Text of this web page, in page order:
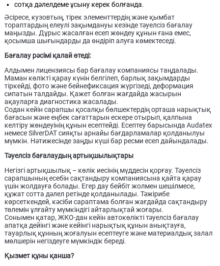
сотқа дәлелдеме ұсыну керек болғанда.
Әсіресе, кузовтың, тірек элементтердің және қымбат
тораптардың елеулі зақымдануы кезінде тәуелсіз бағалау
маңызды. Дұрыс жасалған есеп жөндеу құнын ғана емес,
қосымша шығындарды да өндіріп алуға көмектеседі.
Бағалау рәсімі қалай өтеді:
Алдымен лицензиясы бар бағалау компаниясы таңдалады.
Маман көлікті қарау күнін белгілеп, барлық зақымдарды
тіркейді, фото және бейнефиксация жүргізеді, деформация
сипатын талдайды. Қажет болған жағдайда жасырын
ақауларға диагностика жасалады.
Содан кейін сарапшы қосалқы бөлшектердің орташа нарықтық
бағасын және еңбек сағаттарын ескере отырып, қалпына
келтіру жөндеуінің құнын есептейді. Есептеу барысында Audatex
немесе SilverDAT сияқты арнайы бағдарламалар қолданылуы
мүмкін. Нәтижесінде заңды күші бар ресми есеп дайындалады.
Тәуелсіз бағалаудың артықшылықтары
Негізгі артықшылық – көлік иесінің мүддесін қорғау. Тәуелсіз
сарапшының есебін сақтандыру компаниясына қайта қарау
үшін жолдауға болады. Егер дау бейбіт жолмен шешілмесе,
құжат сотта дәлел ретінде қолданылады. Тәжірибе
көрсеткендей, кәсіби сараптама болған жағдайда сақтандыру
төлемін ұлғайту мүмкіндігі айтарлықтай жоғары.
Сонымен қатар, ЖКО-дан кейін автокөлікті тәуелсіз бағалау
апатқа дейінгі және кейінгі нарықтық құнын анықтауға,
тауарлық құнның жоғалуын есептеуге және материалдық залал
мөлшерін негіздеуге мүмкіндік береді.
Қызмет құны қанша?